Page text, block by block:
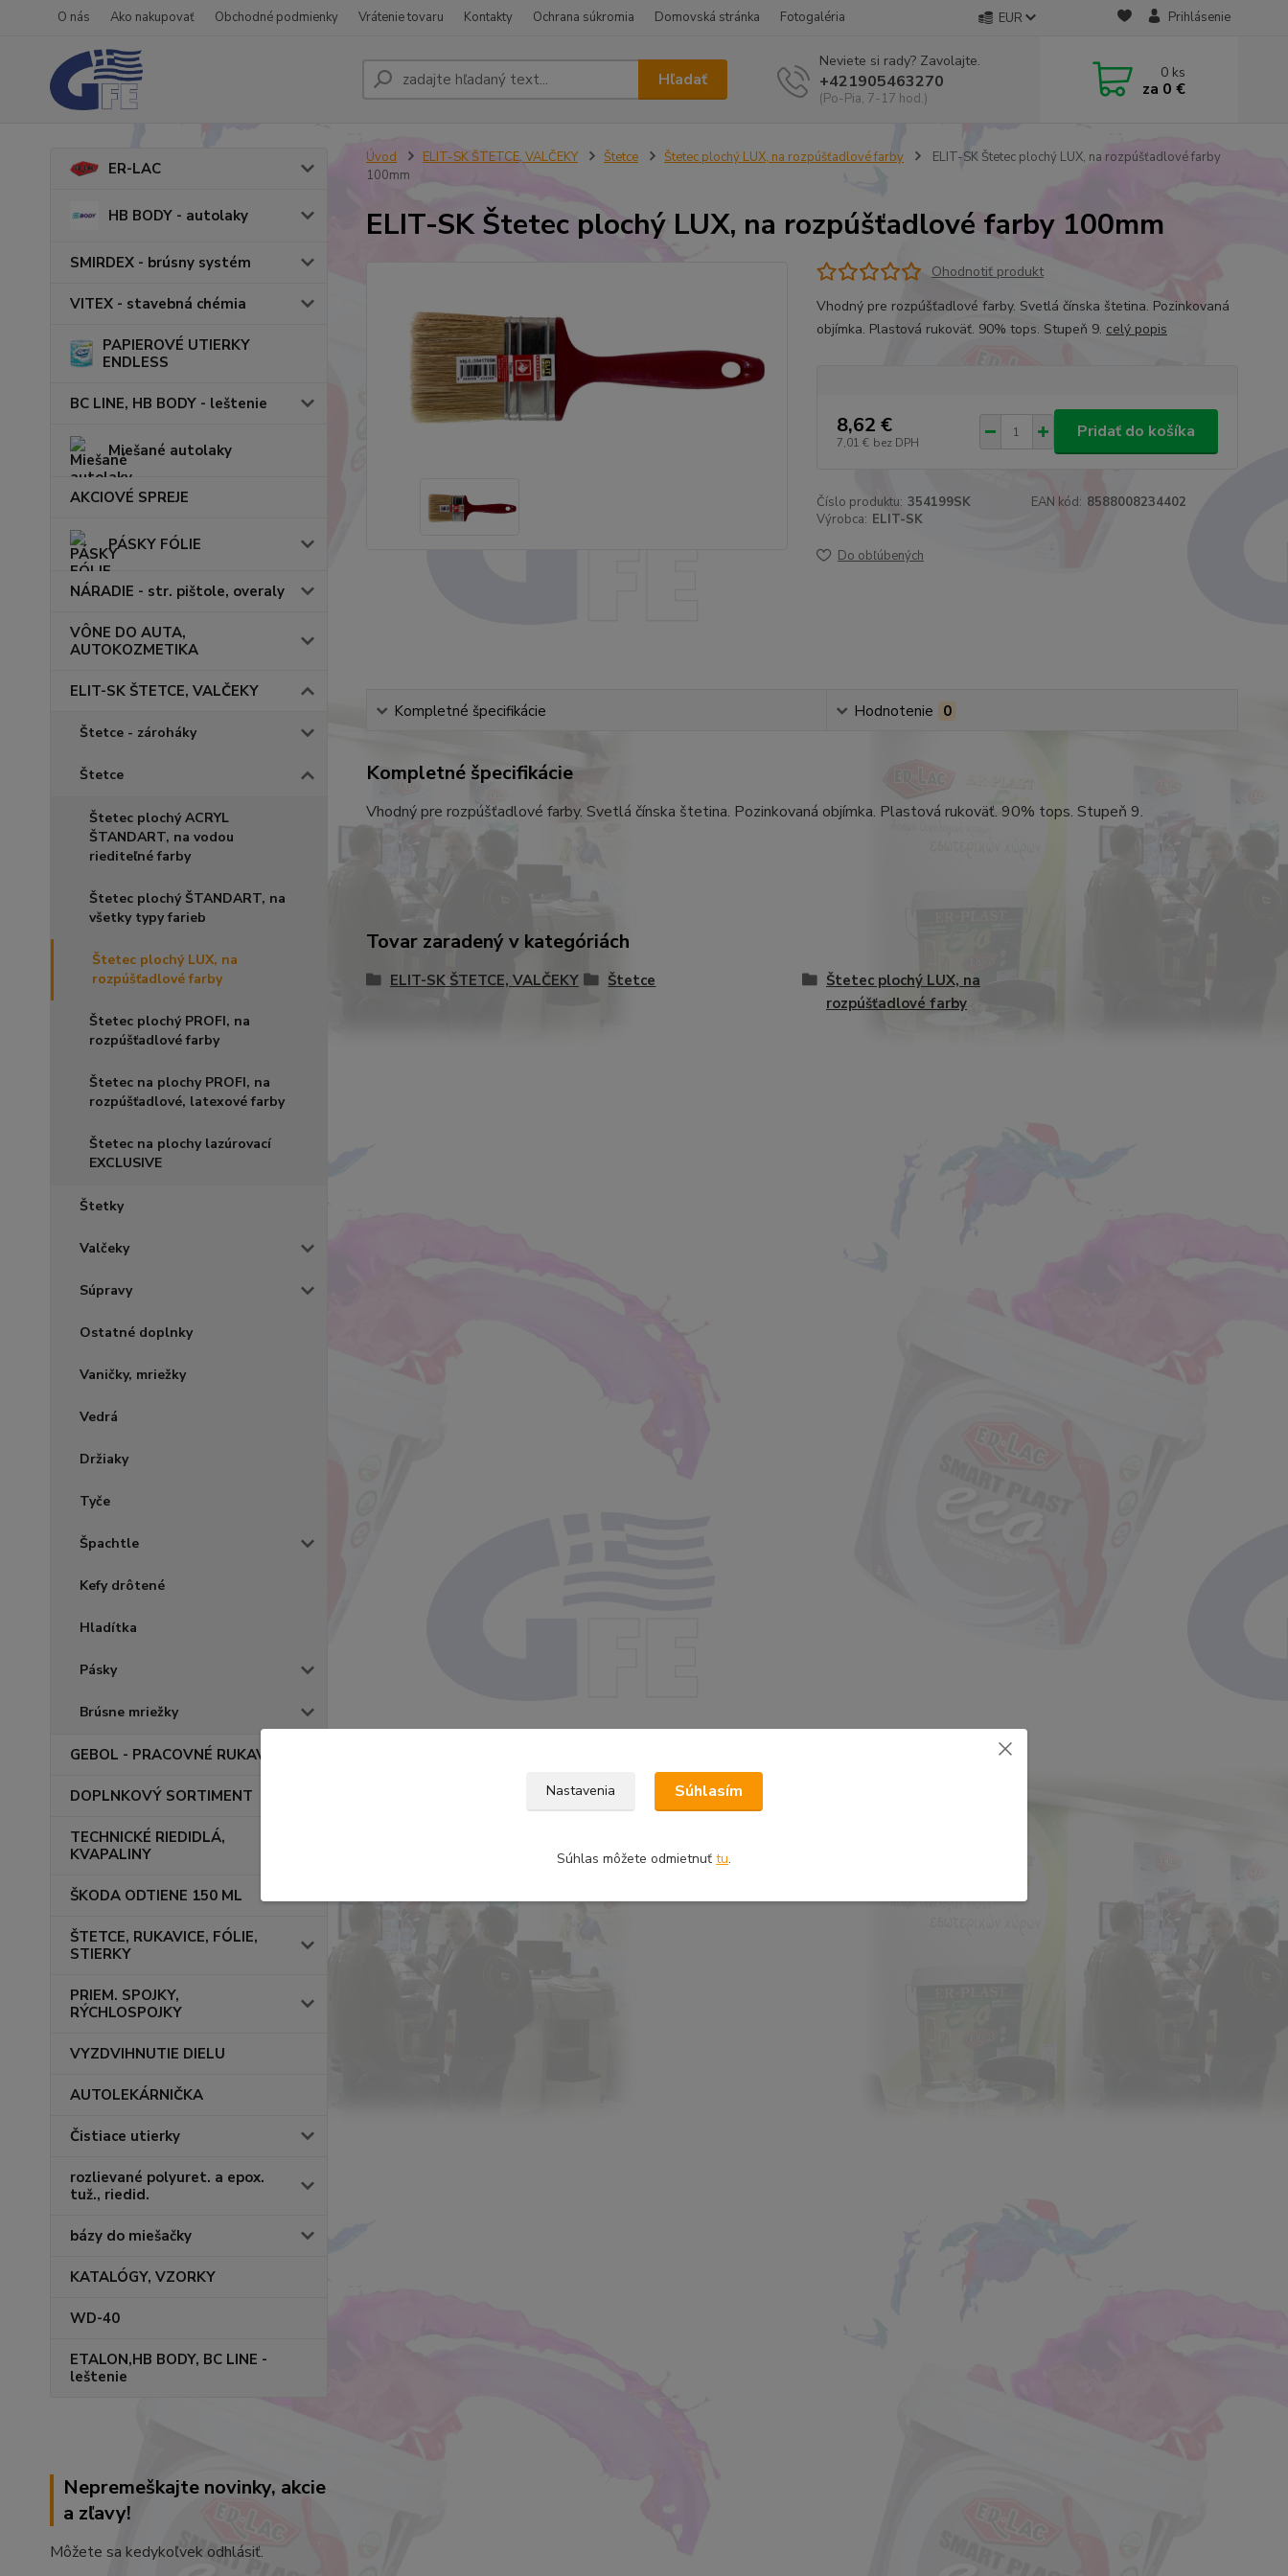
O nás Ako nakupovať Obchodné podmienky Vrátenie tovaru Kontakty Ochrana súkromia Domovská stránka Fotogaléria EUR Prihlásenie
Hľadať
Neviete si rady? Zavolajte.
+421905463270
(Po-Pia, 7-17 hod.)
0 ks
za 0 €
ER-LAC
HB BODY - autolaky
SMIRDEX - brúsny systém
VITEX - stavebná chémia
PAPIEROVÉ UTIERKY
ENDLESS
BC LINE, HB BODY - leštenie
Miešané autolaky
AKCIOVÉ SPREJE
PÁSKY FÓLIE
NÁRADIE - str. pištole, overaly
VÔNE DO AUTA,
AUTOKOZMETIKA
ELIT-SK ŠTETCE, VALČEKY
Štetce - zároháky
Štetce
Štetec plochý ACRYL
ŠTANDART, na vodou
riediteľné farby
Štetec plochý ŠTANDART, na
všetky typy farieb
Štetec plochý LUX, na
rozpúšťadlové farby
Štetec plochý PROFI, na
rozpúšťadlové farby
Štetec na plochy PROFI, na
rozpúšťadlové, latexové farby
Štetec na plochy lazúrovací
EXCLUSIVE
Štetky
Valčeky
Súpravy
Ostatné doplnky
Vaničky, mriežky
Vedrá
Držiaky
Tyče
Špachtle
Kefy drôtené
Hladítka
Pásky
Brúsne mriežky
GEBOL - PRACOVNÉ RUKAVICE
DOPLNKOVÝ SORTIMENT
TECHNICKÉ RIEDIDLÁ,
KVAPALINY
ŠKODA ODTIENE 150 ML
ŠTETCE, RUKAVICE, FÓLIE,
STIERKY
PRIEM. SPOJKY,
RÝCHLOSPOJKY
VYZDVIHNUTIE DIELU
AUTOLEKÁRNIČKA
Čistiace utierky
rozlievané polyuret. a epox.
tuž., riedid.
bázy do miešačky
KATALÓGY, VZORKY
WD-40
ETALON,HB BODY, BC LINE -
leštenie
Nepremeškajte novinky, akcie
a zľavy!
Môžete sa kedykoľvek odhlásiť.
Úvod ELIT-SK ŠTETCE, VALČEKY Štetce Štetec plochý LUX, na rozpúšťadlové farby
ELIT-SK Štetec plochý LUX, na rozpúšťadlové farby
100mm
ELIT-SK Štetec plochý LUX, na rozpúšťadlové farby 100mm
Ohodnotiť produkt
Vhodný pre rozpúšťadlové farby. Svetlá čínska štetina. Pozinkovaná
objímka. Plastová rukoväť. 90% tops. Stupeň 9. celý popis
8,62 €
7,01 € bez DPH
Pridať do košíka
Číslo produktu: 354199SK EAN kód: 8588008234402
Výrobca: ELIT-SK
Do obľúbených
Kompletné špecifikácie Hodnotenie 0
Kompletné špecifikácie
Vhodný pre rozpúšťadlové farby. Svetlá čínska štetina. Pozinkovaná objímka. Plastová rukoväť. 90% tops. Stupeň 9.
Tovar zaradený v kategóriách
ELIT-SK ŠTETCE, VALČEKY Štetce
Štetec plochý LUX, na
rozpúšťadlové farby
Nastavenia Súhlasím
Súhlas môžete odmietnuť tu.